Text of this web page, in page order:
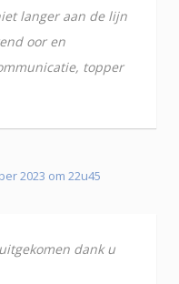
langer aan de lijn
oor en
topper
2023 om 22u45
dank u